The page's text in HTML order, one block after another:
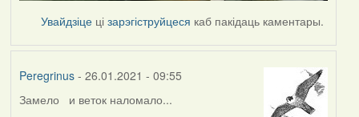
Увайдзіце цізарэгіструйцеся каб пакідаць каментары.
Peregrinus- 26.01.2021 - 09:55
Замело и веток наломало...